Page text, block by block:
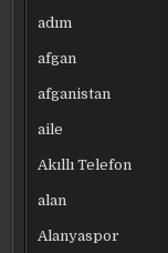
adım
afgan
afganistan
aile
Akıllı Telefon
alan
Alanyaspor